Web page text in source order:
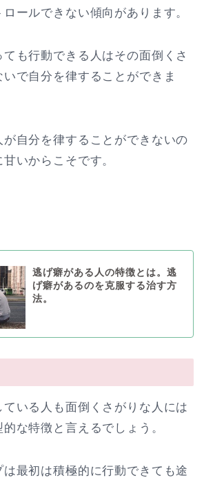
ールできない傾向があります。
も行動できる人はその面倒くさ
で自分を律することができま
自分を律することができないの
いからこそです。
逃げ癖がある人の特徴とは。逃
げ癖があるのを克服する治す方
法。
いる人も面倒くさがりな人には
な特徴と言えるでしょう。
最初は積極的に行動できても途